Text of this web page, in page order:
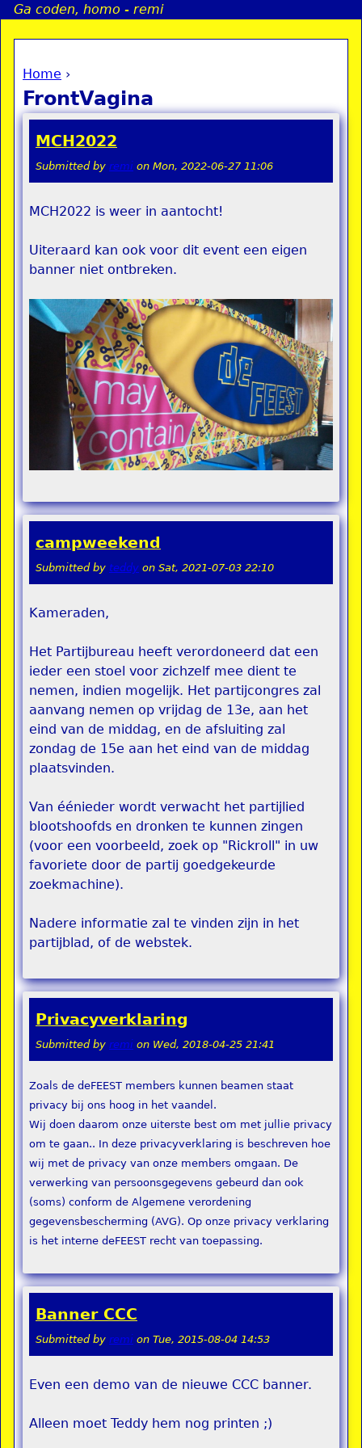
Jump to navigation
Ga coden, homo - remi
You are here
Home ›
FrontVagina
MCH2022
Submitted by remi on Mon, 2022-06-27 11:06
MCH2022 is weer in aantocht!
Uiteraard kan ook voor dit event een eigen
banner niet ontbreken.
campweekend
Submitted by teddy on Sat, 2021-07-03 22:10
Kameraden,
Het Partijbureau heeft verordoneerd dat een
ieder een stoel voor zichzelf mee dient te
nemen, indien mogelijk. Het partijcongres zal
aanvang nemen op vrijdag de 13e, aan het
eind van de middag, en de afsluiting zal
zondag de 15e aan het eind van de middag
plaatsvinden.
Van éénieder wordt verwacht het partijlied
blootshoofds en dronken te kunnen zingen
(voor een voorbeeld, zoek op "Rickroll" in uw
favoriete door de partij goedgekeurde
zoekmachine).
Nadere informatie zal te vinden zijn in het
partijblad, of de webstek.
Privacyverklaring
Submitted by remi on Wed, 2018-04-25 21:41
Zoals de deFEEST members kunnen beamen staat
privacy bij ons hoog in het vaandel.
Wij doen daarom onze uiterste best om met jullie privacy
om te gaan.. In deze privacyverklaring is beschreven hoe
wij met de privacy van onze members omgaan. De
verwerking van persoonsgegevens gebeurd dan ook
(soms) conform de Algemene verordening
gegevensbescherming (AVG). Op onze privacy verklaring
is het interne deFEEST recht van toepassing.
Banner CCC
Submitted by remi on Tue, 2015-08-04 14:53
Even een demo van de nieuwe CCC banner.
Alleen moet Teddy hem nog printen ;)